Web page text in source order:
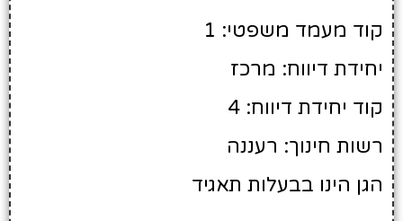
קוד מעמד משפטי: 1
יחידת דיווח: מרכז
קוד יחידת דיווח: 4
רשות חינוך: רעננה
הגן הינו בבעלות תאגיד